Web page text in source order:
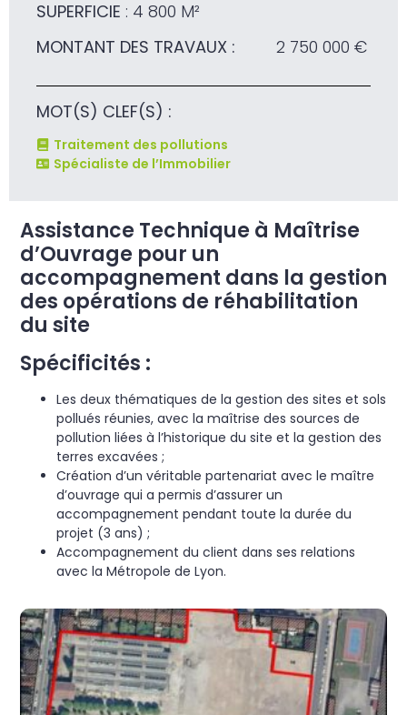
SUPERFICIE : 4 800 M²
MONTANT DES TRAVAUX :
2 750 000 €
MOT(S) CLEF(S) :
Traitement des pollutions
Spécialiste de l’Immobilier
Assistance Technique à Maîtrise
d’Ouvrage pour un
accompagnement dans la gestion
des opérations de réhabilitation
du site
Spécificités :
Les deux thématiques de la gestion des sites et sols
pollués réunies, avec la maîtrise des sources de
pollution liées à l’historique du site et la gestion des
terres excavées ;
Création d’un véritable partenariat avec le maître
d’ouvrage qui a permis d’assurer un
accompagnement pendant toute la durée du
projet (3 ans) ;
Accompagnement du client dans ses relations
avec la Métropole de Lyon.